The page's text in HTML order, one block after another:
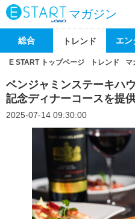
マガジン
総合 トレンド エン
E START トップページ トレンド マ
ベンジャミンステーキハ
記念ディナーコースを提
2025-07-14 09:30:00